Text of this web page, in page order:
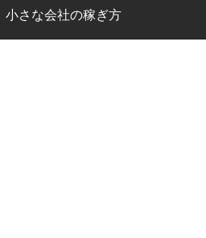
小さな会社の稼ぎ方